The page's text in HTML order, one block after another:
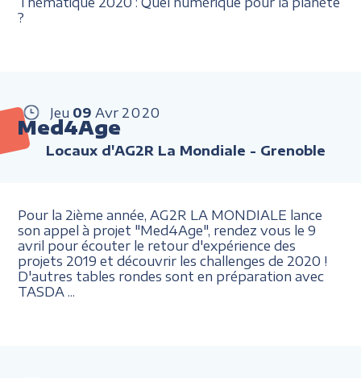
?
Jeu 09 Avr 2020
Med4Age
Locaux d'AG2R La Mondiale - Grenoble
Pour la 2ième année, AG2R LA MONDIALE lance
son appel à projet "Med4Age", rendez vous le 9
avril pour écouter le retour d'expérience des
projets 2019 et découvrir les challenges de 2020 !
D'autres tables rondes sont en préparation avec
TASDA ...